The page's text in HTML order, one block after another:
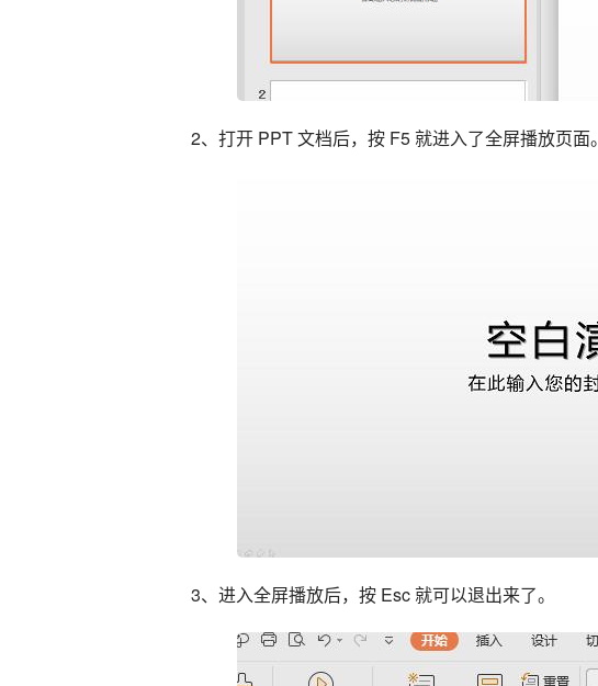
2、打开 PPT 文档后，按 F5 就进入了全屏播放页面。
3、进入全屏播放后，按 Esc 就可以退出来了。